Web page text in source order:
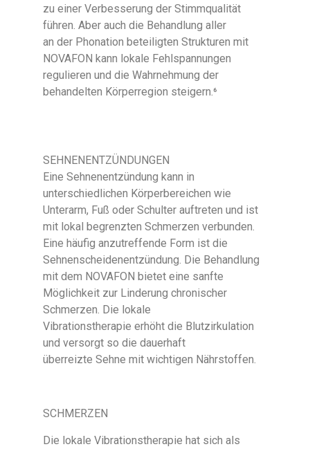
zu einer Verbesserung der Stimmqualität
führen. Aber auch die Behandlung aller
an der Phonation beteiligten Strukturen mit
NOVAFON kann lokale Fehlspannungen
regulieren und die Wahrnehmung der
behandelten Körperregion steigern.⁶
SEHNENENTZÜNDUNGEN
Eine Sehnenentzündung kann in
unterschiedlichen Körperbereichen wie
Unterarm, Fuß oder Schulter auftreten und ist
mit lokal begrenzten Schmerzen verbunden.
Eine häufig anzutreffende Form ist die
Sehnenscheidenentzündung. Die Behandlung
mit dem NOVAFON bietet eine sanfte
Möglichkeit zur Linderung chronischer
Schmerzen. Die lokale
Vibrationstherapie erhöht die Blutzirkulation
und versorgt so die dauerhaft
überreizte Sehne mit wichtigen Nährstoffen.
SCHMERZEN
Die lokale Vibrationstherapie hat sich als